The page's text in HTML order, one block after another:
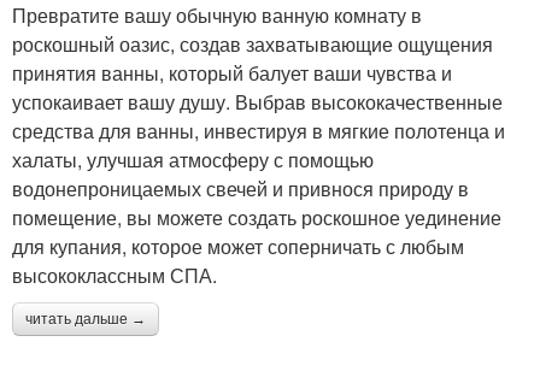
Превратите вашу обычную ванную комнату в
роскошный оазис, создав захватывающие ощущения
принятия ванны, который балует ваши чувства и
успокаивает вашу душу. Выбрав высококачественные
средства для ванны, инвестируя в мягкие полотенца и
халаты, улучшая атмосферу с помощью
водонепроницаемых свечей и привнося природу в
помещение, вы можете создать роскошное уединение
для купания, которое может соперничать с любым
высококлассным СПА.
читать дальше →